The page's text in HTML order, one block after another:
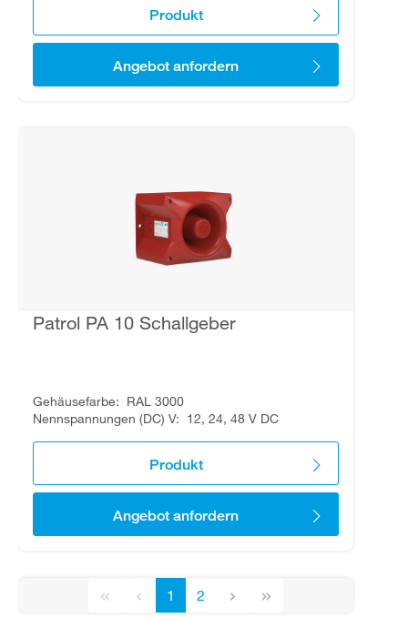
Produkt
Angebot anfordern
Patrol PA 10 Schallgeber
Gehäusefarbe
RAL 3000
Nennspannungen (DC) V
12, 24, 48 V DC
Produkt
Angebot anfordern
1 2